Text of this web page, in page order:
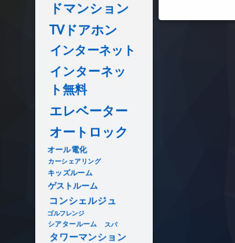
ドマンション
TVドアホン
インターネット
インターネッ
ト無料
エレベーター
オートロック
オール電化
カーシェアリング
キッズルーム
ゲストルーム
コンシェルジュ
ゴルフレンジ
シアタールーム スパ
タワーマンション